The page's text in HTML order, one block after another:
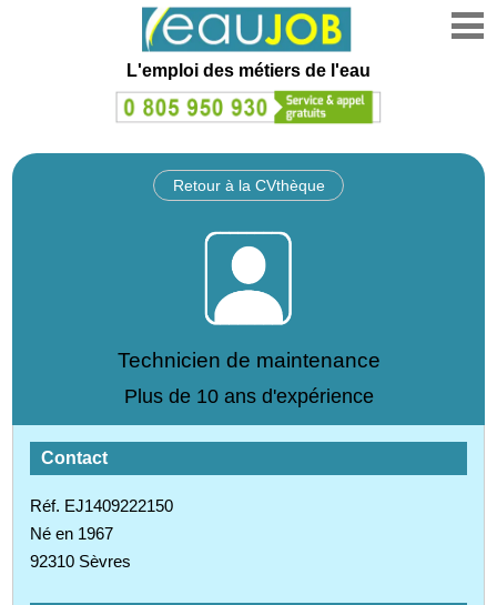
L'emploi des métiers de l'eau
Retour à la CVthèque
Technicien de maintenance
Plus de 10 ans d'expérience
Contact
Réf. EJ1409222150
Né en 1967
92310 Sèvres